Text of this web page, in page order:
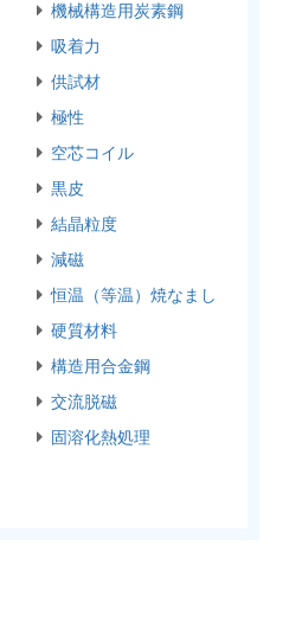
機械構造用炭素鋼
吸着力
供試材
極性
空芯コイル
黒皮
結晶粒度
減磁
恒温（等温）焼なまし
硬質材料
構造用合金鋼
交流脱磁
固溶化熱処理